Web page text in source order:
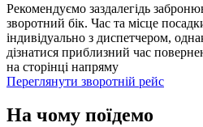
Рекомендуємо заздалегідь
зворотний бік. Час та місце
індивідуально з диспетчером,
дізнатися приблизний час
на сторінці напряму
Переглянути зворотній рейс
На чому поїдемо